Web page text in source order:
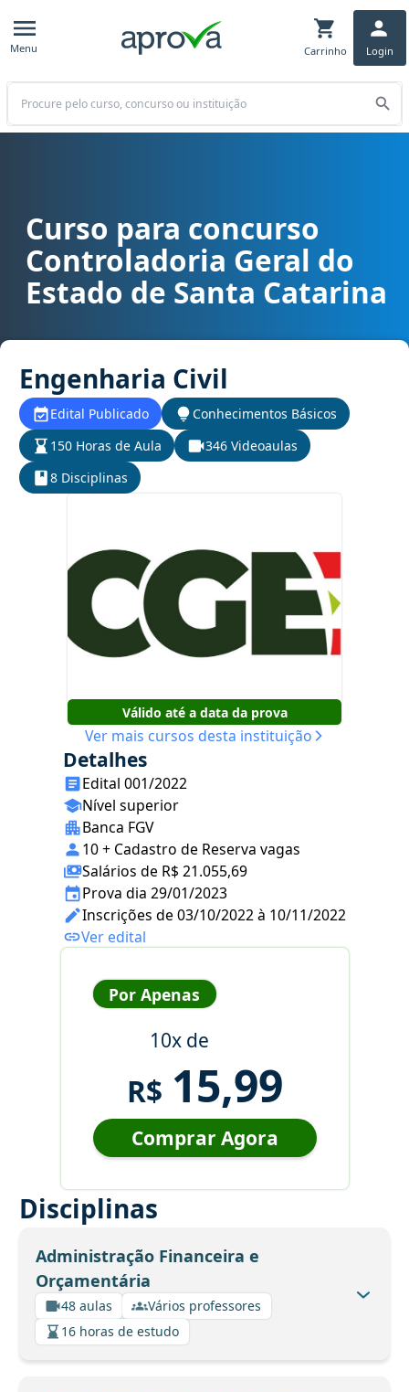
Menu Carrinho Login
Buscar
Curso para concurso CGE SC - Controladoria Geral do Estado de
Curso para concurso
Controladoria Geral do
Estado de Santa Catarina
Engenharia Civil
Edital Publicado
Conhecimentos Básicos
150 Horas de Aula
346 Videoaulas
8 Disciplinas
Válido até a data da prova
Ver mais cursos desta instituição
Detalhes
Edital 001/2022
Nível superior
Banca FGV
10 + Cadastro de Reserva vagas
Salários de R$ 21.055,69
Prova dia 29/01/2023
Inscrições de 03/10/2022 à 10/11/2022
Ver edital
Por Apenas
10x de
R$ 15,99
Comprar Agora
Disciplinas
Administração Financeira e
Orçamentária
48 aulas
Vários professores
16 horas de estudo